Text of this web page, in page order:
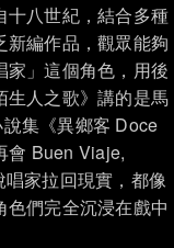
十八世紀，結合多種
編作品，觀眾能夠
家」這個角色，用後
生人之歌》講的是馬
集《異鄉客 Doce
會 Buen Viaje,
家拉回現實，都像
們完全沉浸在戲中